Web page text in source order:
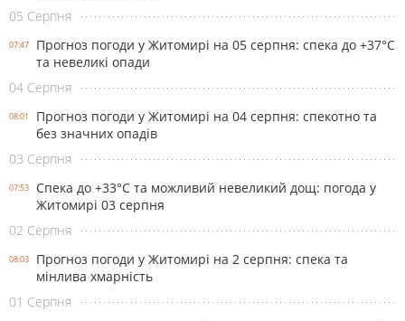
05 Серпня
07:47
Прогноз погоди у Житомирі на 05 серпня: спека до +37°С
та невеликі опади
04 Серпня
08:01
Прогноз погоди у Житомирі на 04 серпня: спекотно та
без значних опадів
03 Серпня
07:53
Спека до +33°С та можливий невеликий дощ: погода у
Житомирі 03 серпня
02 Серпня
08:03
Прогноз погоди у Житомирі на 2 серпня: спека та
мінлива хмарність
01 Серпня